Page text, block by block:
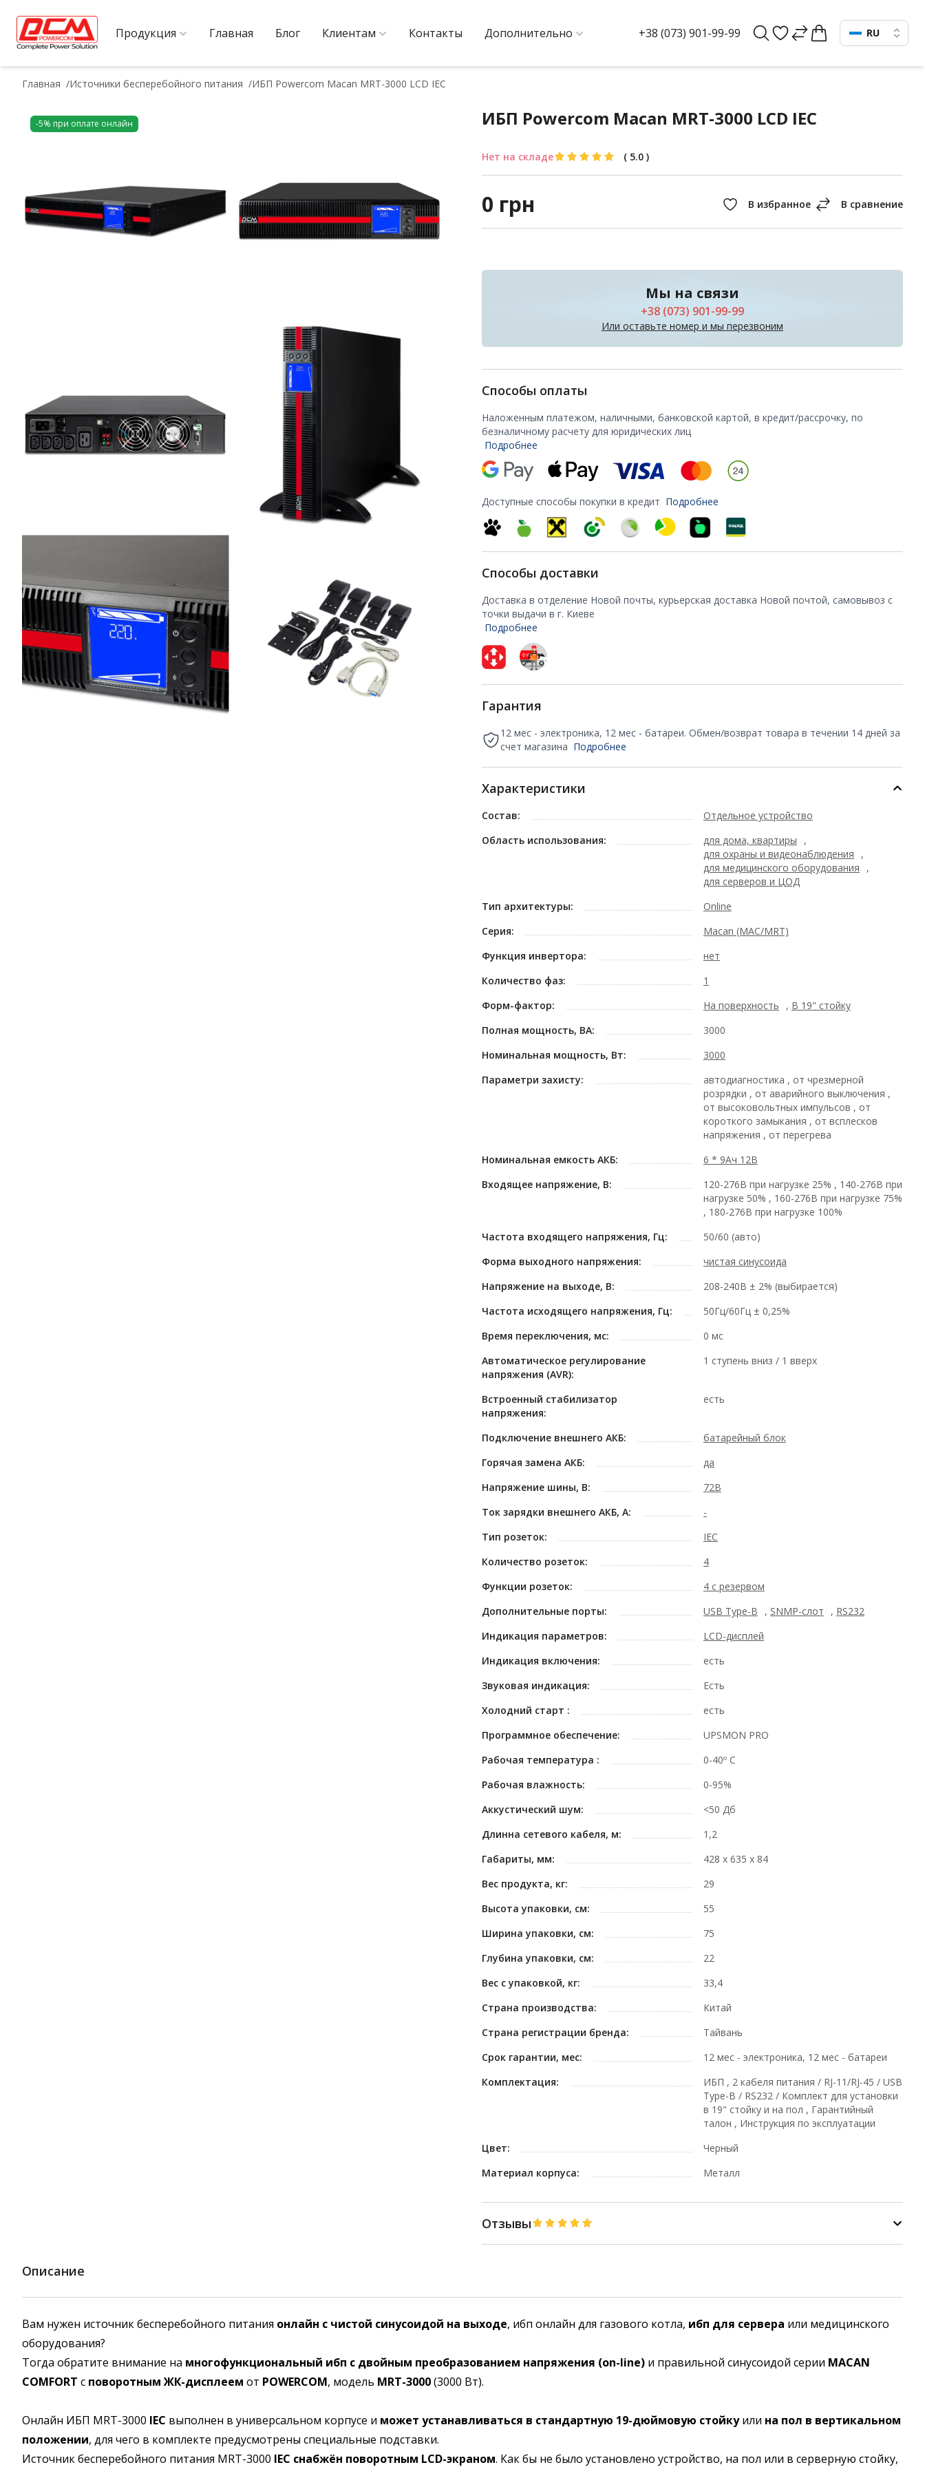
Продукция Главная Блог Клиентам Контакты Дополнительно +38 (073) 901-99-99 RU
Главная Источники бесперебойного питания ИБП Powercom Macan MRT-3000 LCD IEC
-5% при оплате онлайн ИБП Powercom Macan MRT-3000 LCD IEC
Нет на складе ( 5.0 )
0 грн
Мы на связи
+38 (073) 901-99-99
Или оставьте номер и мы перезвоним
Способы оплаты
Наложенным платежом, наличными, банковской картой, в кредит/рассрочку, по
безналичному расчету для юридических лиц
Подробнее
Доступные способы покупки в кредит Подробнее
Способы доставки
Доставка в отделение Новой почты, курьерская доставка Новой почтой, самовывоз с
точки выдачи в г. Киеве
Подробнее
Гарантия
12 мес - электроника, 12 мес - батареи. Обмен/возврат товара в течении 14 дней за
счет магазина Подробнее
Характеристики
Состав:
Отдельное устройство
Область использования:
для дома, квартиры
,
для охраны и видеонаблюдения
,
для медицинского оборудования
,
для серверов и ЦОД
Тип архитектуры:
Online
Серия:
Macan (MAC/MRT)
Функция инвертора:
нет
Количество фаз:
1
Форм-фактор:
На поверхность , В 19" стойку
Полная мощность, ВА:
3000
Номинальная мощность, Вт:
3000
Параметри захисту:
автодиагностика , от чрезмерной
розрядки , от аварийного выключения ,
от высоковольтных импульсов , от
короткого замыкания , от всплесков
напряжения , от перегрева
Номинальная емкость АКБ:
6 * 9Ач 12В
Входящее напряжение, В:
120-276В при нагрузке 25% , 140-276В при
нагрузке 50% , 160-276В при нагрузке 75%
, 180-276В при нагрузке 100%
Частота входящего напряжения, Гц:
50/60 (авто)
Форма выходного напряжения:
чистая синусоида
Напряжение на выходе, В:
208-240В ± 2% (выбирается)
Частота исходящего напряжения, Гц:
50Гц/60Гц ± 0,25%
Время переключения, мс:
0 мс
Автоматическое регулирование
напряжения (AVR):
1 ступень вниз / 1 вверх
Встроенный стабилизатор
напряжения:
есть
Подключение внешнего АКБ:
батарейный блок
Горячая замена АКБ:
да
Напряжение шины, В:
72В
Ток зарядки внешнего АКБ, А:
-
Тип розеток:
IEC
Количество розеток:
4
Функции розеток:
4 с резервом
Дополнительные порты:
USB Type-B , SNMP-слот , RS232
Индикация параметров:
LCD-дисплей
Индикация включения:
есть
Звуковая индикация:
Есть
Холодний старт :
есть
Программное обеспечение:
UPSMON PRO
Рабочая температура :
0-40º C
Рабочая влажность:
0-95%
Аккустический шум:
<50 Дб
Длинна сетевого кабеля, м:
1,2
Габариты, мм:
428 х 635 х 84
Вес продукта, кг:
29
Высота упаковки, см:
55
Ширина упаковки, см:
75
Глубина упаковки, см:
22
Вес с упаковкой, кг:
33,4
Страна производства:
Китай
Страна регистрации бренда:
Тайвань
Срок гарантии, мес:
12 мес - электроника, 12 мес - батареи
Комплектация:
ИБП , 2 кабеля питания / RJ-11/RJ-45 / USB
Type-B / RS232 / Комплект для установки
в 19" стойку и на пол , Гарантийный
талон , Инструкция по эксплуатации
Цвет:
Черный
Материал корпуса:
Металл
Отзывы
Описание
Вам нужен источник бесперебойного питания онлайн с чистой синусоидой на выходе, ибп онлайн для газового котла, ибп для сервера или медицинского
оборудования?
Тогда обратите внимание на многофункциональный ибп с двойным преобразованием напряжения (on-line) и правильной синусоидой серии MACAN
COMFORT с поворотным ЖК-дисплеем от POWERCOM, модель MRT-3000(3000 Вт).
Онлайн ИБП MRT-3000 IEC выполнен в универсальном корпусе и может устанавливаться в стандартную 19-дюймовую стойкуили на пол в вертикальном
положении, для чего в комплекте предусмотрены специальные подставки.
Источник бесперебойного питания MRT-3000 IEC снабжён поворотным LCD-экраном. Как бы не было установлено устройство, на пол или в серверную стойку,